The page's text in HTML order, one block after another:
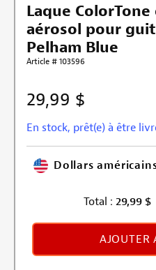
Laque ColorTone
aérosol pour
Pelham Blue
Article # 103596
29,99 $
En stock, prêt(e) à être
Dollars
Total : 29,99 $
AJOUTER